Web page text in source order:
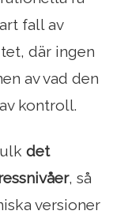
fall av
där ingen
av vad den
kontroll.
det
, så
versioner